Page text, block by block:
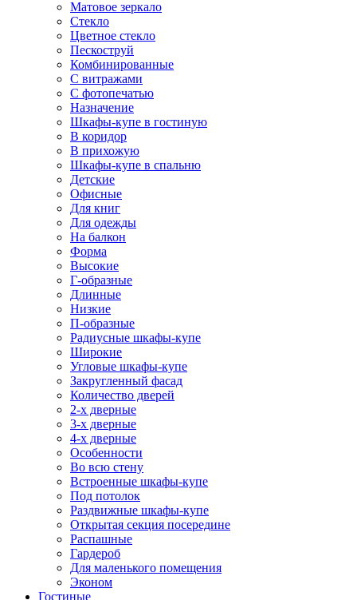
Матовое зеркало
Стекло
Цветное стекло
Пескоструй
Комбинированные
С витражами
С фотопечатью
Назначение
Шкафы-купе в гостиную
В коридор
В прихожую
Шкафы-купе в спальню
Детские
Офисные
Для книг
Для одежды
На балкон
Форма
Высокие
Г-образные
Длинные
Низкие
П-образные
Радиусные шкафы-купе
Широкие
Угловые шкафы-купе
Закругленный фасад
Количество дверей
2-х дверные
3-х дверные
4-х дверные
Особенности
Во всю стену
Встроенные шкафы-купе
Под потолок
Раздвижные шкафы-купе
Открытая секция посередине
Распашные
Гардероб
Для маленького помещения
Эконом
Гостиные